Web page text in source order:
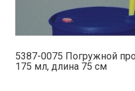
5387-0075 Погружной
175 мл, длина 75 см